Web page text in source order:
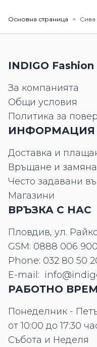
Основна страница > Сива
INDIGO Fashion
За компанията
Общи условия
Политика за
ИНФОРМАЦИЯ
Доставка и
Връщане и замяна
Често задавани
Магазини
ВРЪЗКА С НАС
Пловдив, ул.
GSM: 0888 006 900
Phone: 032 80 50
E-mail:
РАБОТНО
Понеделник -
от 10:00 до 17:30
Събота и Неделя